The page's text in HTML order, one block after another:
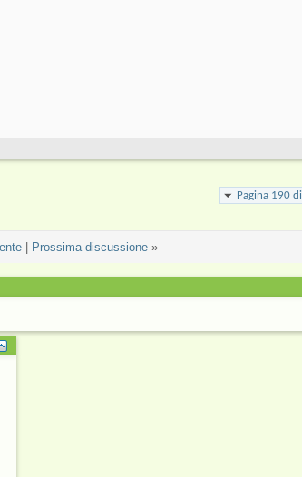
Pagina 190
| Prossima discussione »